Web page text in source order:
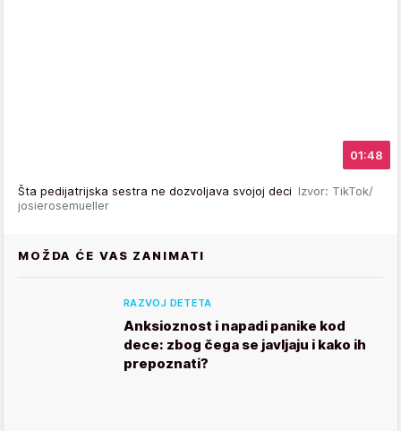
01:48
Šta pedijatrijska sestra ne dozvoljava svojoj deci Izvor: TikTok/
josierosemueller
MOŽDA ĆE VAS ZANIMATI
RAZVOJ DETETA
Anksioznost i napadi panike kod
dece: zbog čega se javljaju i kako ih
prepoznati?